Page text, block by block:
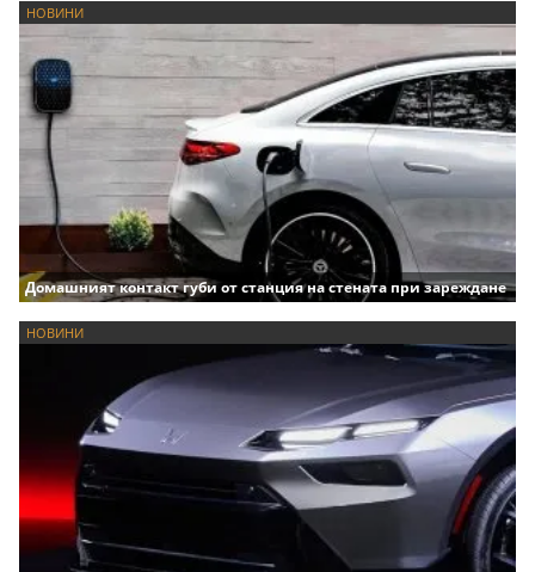
НОВИНИ
Домашният контакт губи от станция на стената при зареждане
НОВИНИ